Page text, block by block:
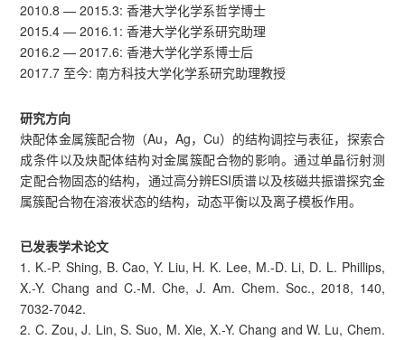
2010.8 — 2015.3: 香港大学化学系哲学博士
2015.4 — 2016.1: 香港大学化学系研究助理
2016.2 — 2017.6: 香港大学化学系博士后
2017.7 至今: 南方科技大学化学系研究助理教授
研究方向
炔配体金属簇配合物（Au，Ag，Cu）的结构调控与表征，探索合
成条件以及炔配体结构对金属簇配合物的影响。通过单晶衍射测
定配合物固态的结构，通过高分辨ESI质谱以及核磁共振谱探究金
属簇配合物在溶液状态的结构，动态平衡以及离子模板作用。
已发表学术论文
1. K.-P. Shing, B. Cao, Y. Liu, H. K. Lee, M.-D. Li, D. L. Phillips,
X.-Y. Chang and C.-M. Che, J. Am. Chem. Soc., 2018, 140,
7032-7042.
2. C. Zou, J. Lin, S. Suo, M. Xie, X.-Y. Chang and W. Lu, Chem.